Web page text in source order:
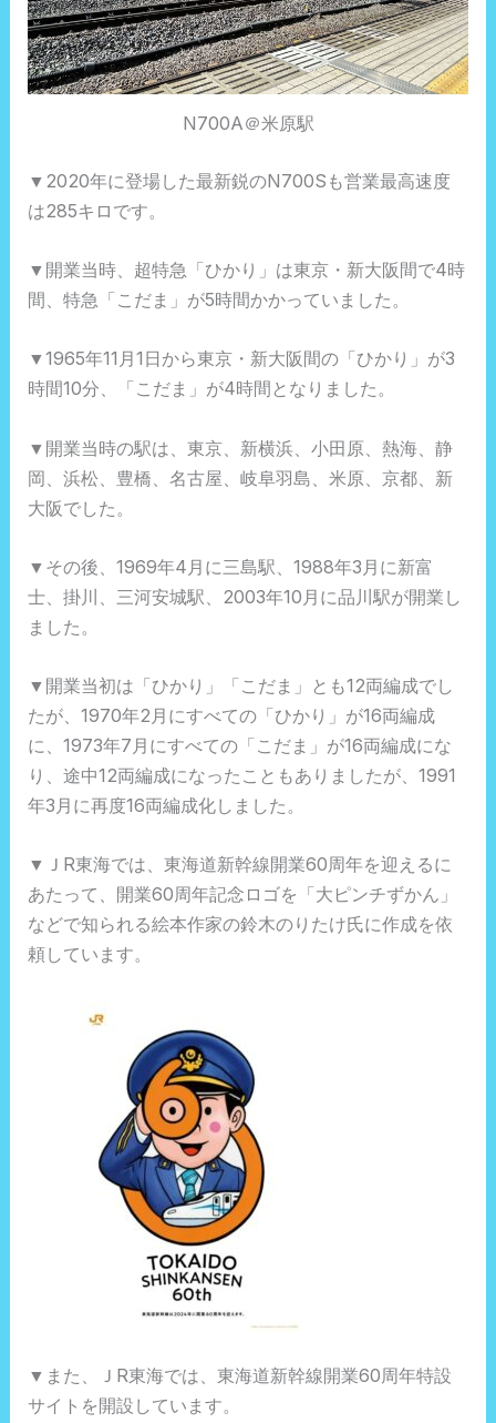
N700A＠米原駅
▼2020年に登場した最新鋭のN700Sも営業最高速度
は285キロです。
▼開業当時、超特急「ひかり」は東京・新大阪間で4時
間、特急「こだま」が5時間かかっていました。
▼1965年11月1日から東京・新大阪間の「ひかり」が3
時間10分、「こだま」が4時間となりました。
▼開業当時の駅は、東京、新横浜、小田原、熱海、静
岡、浜松、豊橋、名古屋、岐阜羽島、米原、京都、新
大阪でした。
▼その後、1969年4月に三島駅、1988年3月に新富
士、掛川、三河安城駅、2003年10月に品川駅が開業し
ました。
▼開業当初は「ひかり」「こだま」とも12両編成でし
たが、1970年2月にすべての「ひかり」が16両編成
に、1973年7月にすべての「こだま」が16両編成にな
り、途中12両編成になったこともありましたが、1991
年3月に再度16両編成化しました。
▼ＪR東海では、東海道新幹線開業60周年を迎えるに
あたって、開業60周年記念ロゴを「大ピンチずかん」
などで知られる絵本作家の鈴木のりたけ氏に作成を依
頼しています。
▼また、ＪR東海では、東海道新幹線開業60周年特設
サイトを開設しています。